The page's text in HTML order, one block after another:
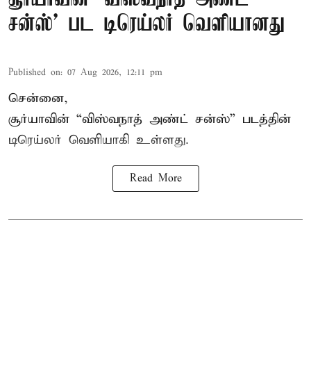
சன்ஸ்' பட டிரெய்லர் வெளியானது
Published on: 07 Aug 2026, 12:11 pm
சென்னை,
சூர்யாவின் “விஸ்வநாத் அண்ட் சன்ஸ்” படத்தின்
டிரெய்லர் வெளியாகி உள்ளது.
Read More